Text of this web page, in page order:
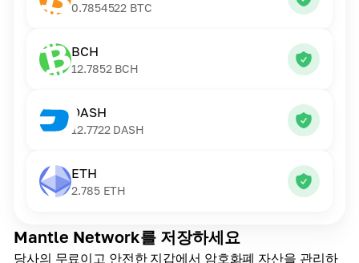
Mantle Network를 저장하세요
당사의 무료이고 안전한 지갑에서 암호화폐 자산을 관리하
0.7854522 BTC
BCH
12.7852 BCH
DASH
12.7722 DASH
ETH
2.785 ETH